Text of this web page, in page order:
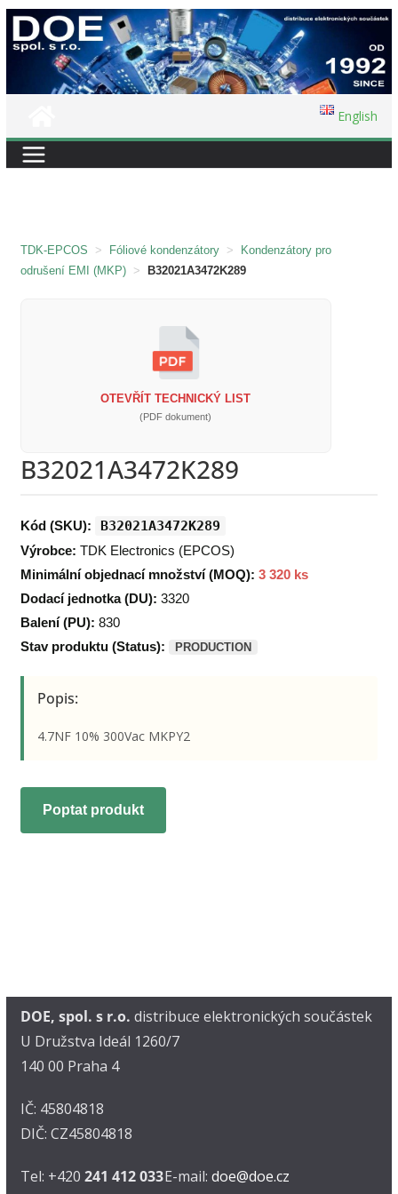
Přeskočit
na
English
TDK-EPCOS > Fóliové kondenzátory >
Kondenzátory pro
odrušení EMI (MKP) > B32021A3472K289
OTEVŘÍT TECHNICKÝ LIST
(PDF dokument)
B32021A3472K289
Kód (SKU): B32021A3472K289
Výrobce: TDK Electronics (EPCOS)
Minimální objednací množství (MOQ): 3 320 ks
Dodací jednotka (DU): 3320
Balení (PU): 830
Stav produktu (Status):
PRODUCTION
Popis:
4.7NF 10% 300Vac MKPY2
Poptat produkt
DOE, spol. s r.o. distribuce elektronických součástek
U Družstva Ideál 1260/7
140 00 Praha 4
IČ: 45804818
DIČ: CZ45804818
Tel: +420 241 412 033E-mail: doe@doe.cz